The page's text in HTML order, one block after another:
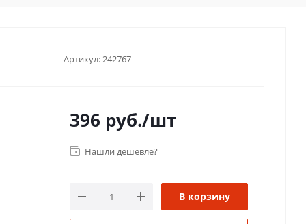
Артикул:242767
396 руб./шт
Нашли дешевле?
В корзину